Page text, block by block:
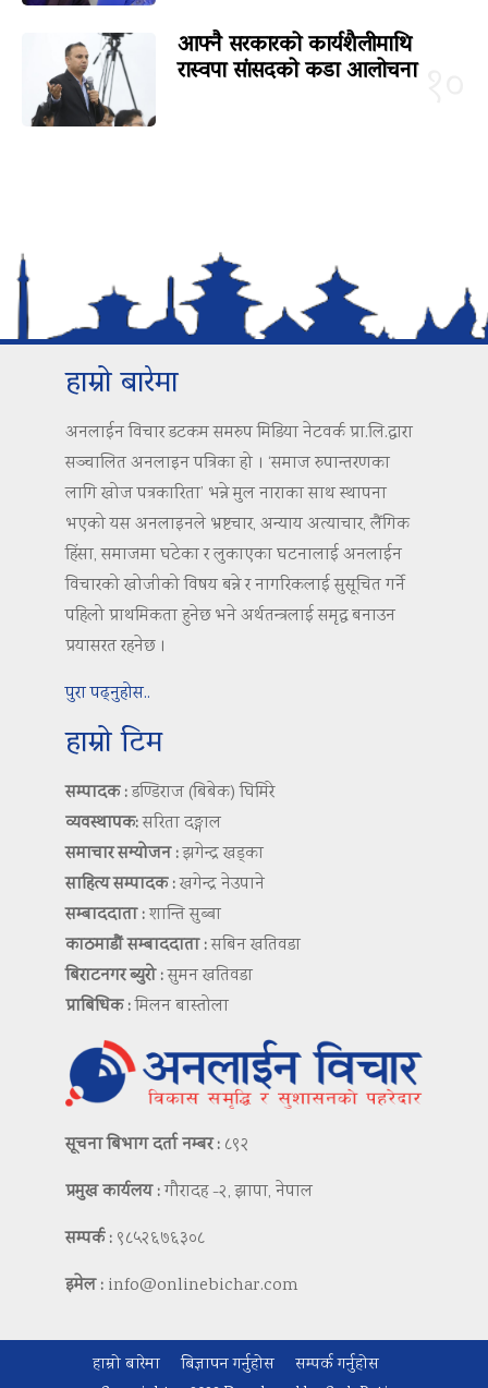
आफ्नै सरकारको कार्यशैलीमाथि
रास्वपा सांसदको कडा आलोचना
हाम्रो बारेमा
अनलाईन विचार डटकम समरुप मिडिया नेटवर्क प्रा.लि.द्वारा
सञ्चालित अनलाइन पत्रिका हो । ‘समाज रुपान्तरणका
लागि खोज पत्रकारिता’ भन्ने मुल नाराका साथ स्थापना
भएको यस अनलाइनले भ्रष्टचार, अन्याय अत्याचार, लैंगिक
हिंसा, समाजमा घटेका र लुकाएका घटनालाई अनलाईन
विचारको खोजीको विषय बन्ने र नागरिकलाई सुसूचित गर्ने
पहिलो प्राथमिकता हुनेछ भने अर्थतन्त्रलाई समृद्ध बनाउन
प्रयासरत रहनेछ ।
पुरा पढ्नुहोस..
हाम्रो टिम
सम्पादक :डण्डिराज (बिबेक) घिमिरे
व्यवस्थापक:सरिता दङ्गाल
समाचार सम्योजन :झगेन्द्र खड्का
साहित्य सम्पादक :खगेन्द्र नेउपाने
सम्बाददाता :शान्ति सुब्बा
काठमाडौं सम्बाददाता :सबिन खतिवडा
बिराटनगर ब्युरो :सुमन खतिवडा
प्राबिधिक :मिलन बास्तोला
सूचना बिभाग दर्ता नम्बर : ८९२
प्रमुख कार्यलय :गौरादह -२, झापा, नेपाल
सम्पर्क : ९८५२६७६३०८
इमेल : info@onlinebichar.com
हाम्रो बारेमा बिज्ञापन गर्नुहोस
सम्पर्क गर्नुहोस